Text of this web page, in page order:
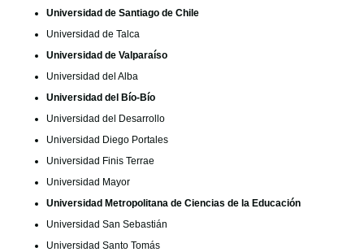
Universidad de Santiago de Chile
Universidad de Talca
Universidad de Valparaíso
Universidad del Alba
Universidad del Bío-Bío
Universidad del Desarrollo
Universidad Diego Portales
Universidad Finis Terrae
Universidad Mayor
Universidad Metropolitana de Ciencias de la Educación
Universidad San Sebastián
Universidad Santo Tomás